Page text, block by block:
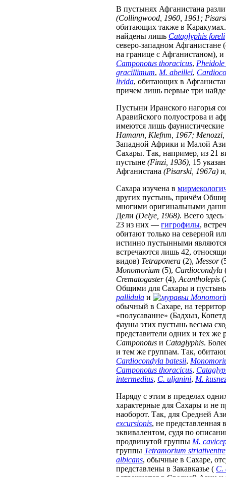
В пустынях Афганистана
(Collingwood, 1960, 1961;
обитающих также в
найдены лишь Cataglyphis foreli
северо-западном
на границе с Афганистаном), и
Camponotus thoracicus,
gracillimum, M. abeillei,
livida, обитающих в
причем лишь первые три
Пустыни Иранского нагорья
Аравийского полуострова и
имеются лишь
Hamann, Klefnm, 1967;
Западной Африки и Малой
Сахары. Так, например, из 21
пустыне (Finzi, 1936), 15
Афганистана (Pisarski, 1967а)
Сахара изучена в
других пустынь, причём
многими оригинальными
Дели (Delye, 1968). Всего
23 из них — гигрофилы,
обитают только на северной
истинно пустынными
встречаются лишь 42,
видов) Tetraponera (2), Messor
Monomorium (5), Cardiocondyla
Crematogaster(4),Acantholepis
Общими для Сахары и
pallidula и
обычный в Сахаре, на
«полусаванне» (Бадхыз,
фауны этих пустынь весьма
представители одних и тех
Camponotus и Cataglyphis.
и тем же группам. Так,
Cardiocondyla batesii,
Camponotus thoracicus,
intermedius, C. uljanini, M.
Наряду с этим в пределах
характерные для Сахары и не
наоборот. Так, для Средней
excursionis, не представленная
эквивалентом, судя по
продвинутой группы M.
группы Tetramorium striativentre
albicans, обычные в Сахаре,
представлены в Закавказье ( C.